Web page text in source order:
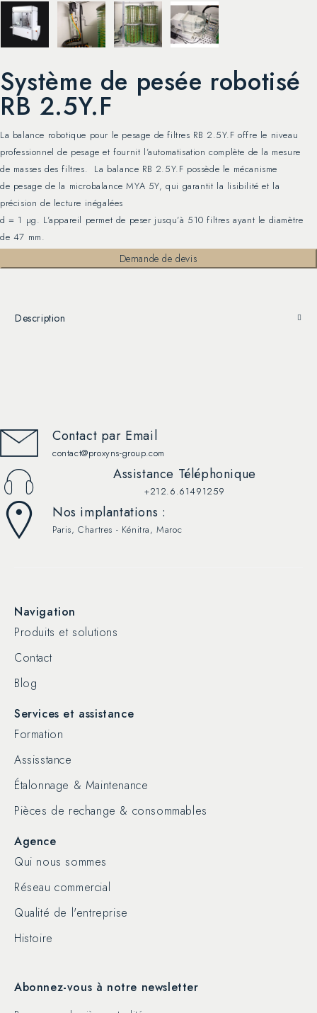
Système de pesée robotisé
RB 2.5Y.F
La balance robotique pour le pesage de filtres RB 2.5Y.F offre le niveau
professionnel de pesage et fournit l’automatisation complète de la mesure
de masses des filtres. La balance RB 2.5Y.F possède le mécanisme
de pesage de la microbalance MYA 5Y, qui garantit la lisibilité et la
précision de lecture inégalées
d = 1 µg. L’appareil permet de peser jusqu’à 510 filtres ayant le diamètre
de 47 mm.
Demande de devis
Description
Contact par Email
contact@proxyns-group.com
Assistance Téléphonique
+212.6.61491259
Nos implantations :
Paris, Chartres - Kénitra, Maroc
Abonnez-vous à notre newsletter
Navigation
Produits et solutions
Contact
Blog
Services et assistance
Formation
Assisstance
Étalonnage & Maintenance
Pièces de rechange & consommables
Agence
Qui nous sommes
Réseau commercial
Qualité de l'entreprise
Histoire